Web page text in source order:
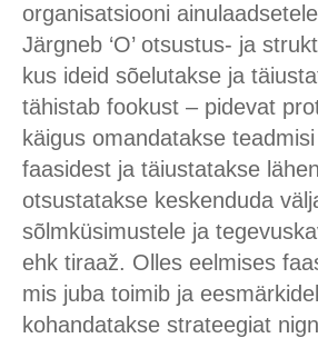
organisatsiooni
Järgneb ‘O’ otsustus- ja
kus ideid sõelutakse ja
tähistab fookust – pidevat
käigus omandatakse
faasidest ja täiustatakse
otsustatakse keskenduda
sõlmküsimustele ja
ehk tiraaž. Olles eelmises
mis juba toimib ja
kohandatakse strateegiat